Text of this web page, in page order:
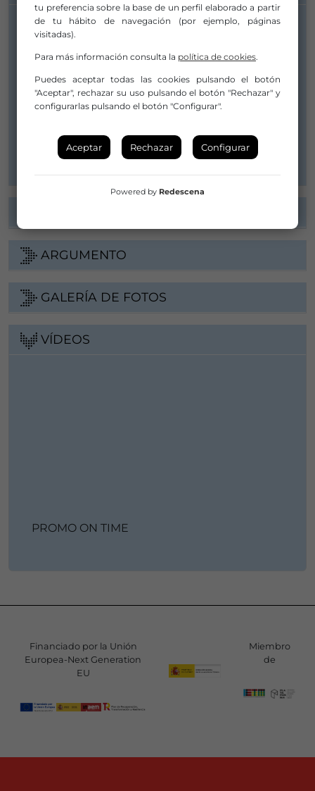
Compañía/Artista:
Fundación Psico Ballet Maite León
espectaculos@psicoballetmaiteleon.org
psicoballet@psicoballetmaiteleon.org
Web
ARGUMENTO
GALERÍA DE FOTOS
VÍDEOS
PROMO ON TIME
Financiado por la Unión
Europea-Next Generation
EU
Miembro
de
tu preferencia sobre la base de un perfil elaborado a partir
de tu hábito de navegación (por ejemplo, páginas
visitadas).
Para más información consulta la política de cookies.
Puedes aceptar todas las cookies pulsando el botón
"Aceptar", rechazar su uso pulsando el botón "Rechazar" y
configurarlas pulsando el botón "Configurar".
Aceptar Rechazar Configurar
Powered by Redescena